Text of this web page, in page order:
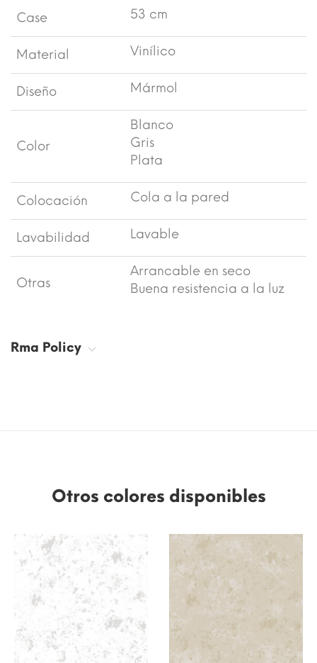
Case 53 cm
Material Vinílico
Diseño Mármol
Color
Blanco
Gris
Plata
Colocación Cola a la pared
Lavabilidad Lavable
Otras
Arrancable en seco
Buena resistencia a la luz
Rma Policy
Otros colores disponibles